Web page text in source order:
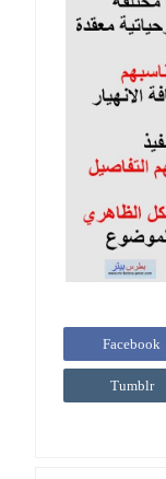
Facebook
Tumblr